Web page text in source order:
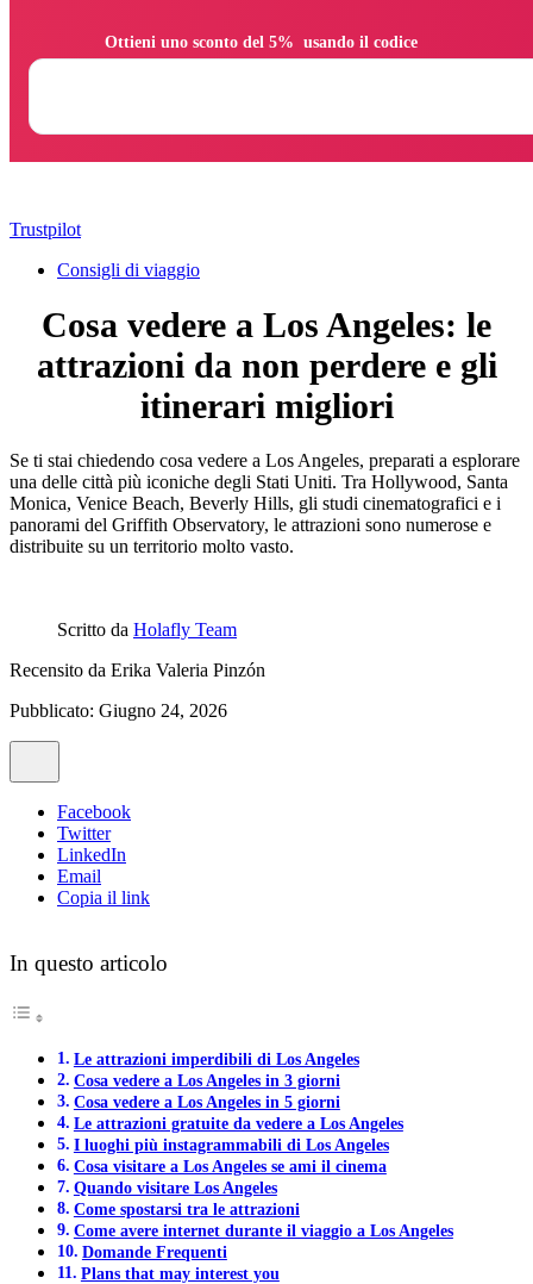
Trustpilot
Consigli di viaggio
Cosa vedere a Los Angeles: le
attrazioni da non perdere e gli
itinerari migliori
Se ti stai chiedendo cosa vedere a Los Angeles, preparati a esplorare
una delle città più iconiche degli Stati Uniti. Tra Hollywood, Santa
Monica, Venice Beach, Beverly Hills, gli studi cinematografici e i
panorami del Griffith Observatory, le attrazioni sono numerose e
distribuite su un territorio molto vasto.
Scritto da Holafly Team
Recensito da Erika Valeria Pinzón
Pubblicato: Giugno 24, 2026
Facebook
Twitter
LinkedIn
Email
Copia il link
In questo articolo
Le attrazioni imperdibili di Los Angeles
Cosa vedere a Los Angeles in 3 giorni
Cosa vedere a Los Angeles in 5 giorni
Le attrazioni gratuite da vedere a Los Angeles
I luoghi più instagrammabili di Los Angeles
Cosa visitare a Los Angeles se ami il cinema
Quando visitare Los Angeles
Come spostarsi tra le attrazioni
Come avere internet durante il viaggio a Los Angeles
Domande Frequenti
Plans that may interest you